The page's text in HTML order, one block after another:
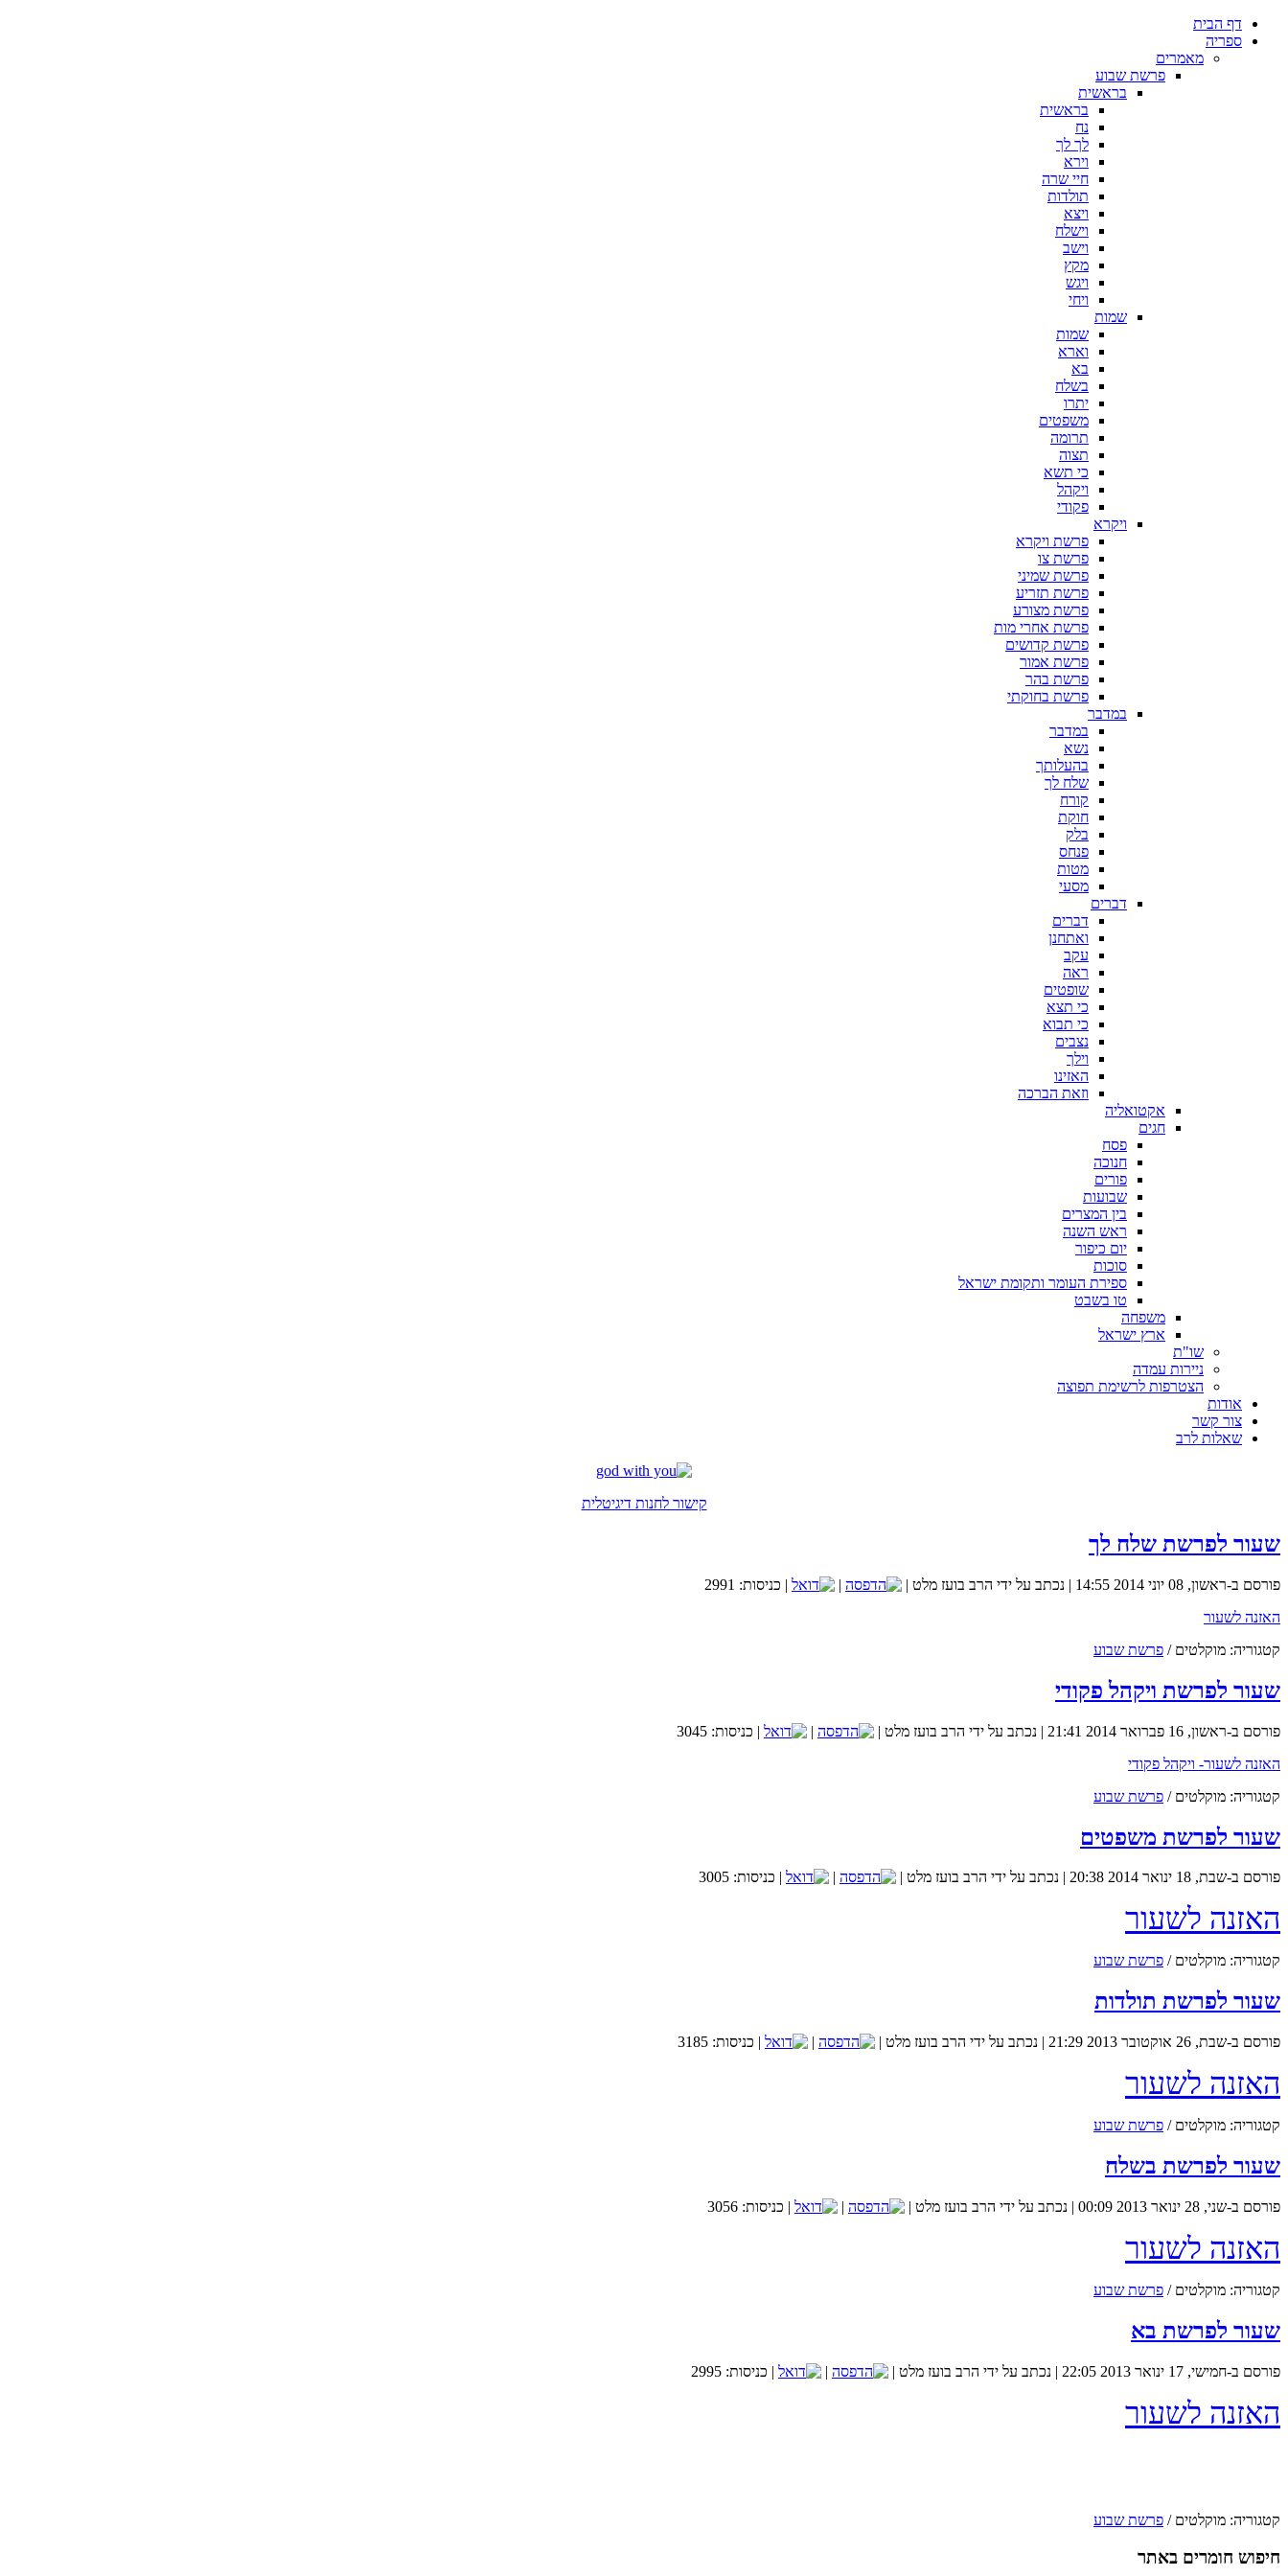
דף הבית
ספריה
מאמרים
פרשת שבוע
בראשית
בראשית
נח
לך לך
וירא
חיי שרה
תולדות
ויצא
וישלח
וישב
מקץ
ויגש
ויחי
שמות
שמות
וארא
בא
בשלח
יתרו
משפטים
תרומה
תצוה
כי תשא
ויקהל
פקודי
ויקרא
פרשת ויקרא
פרשת צו
פרשת שמיני
פרשת תזריע
פרשת מצורע
פרשת אחרי מות
פרשת קדושים
פרשת אמור
פרשת בהר
פרשת בחוקתי
במדבר
במדבר
נשא
בהעלותך
שלח לך
קורח
חוקת
בלק
פנחס
מטות
מסעי
דברים
דברים
ואתחנן
עקב
ראה
שופטים
כי תצא
כי תבוא
נצבים
וילך
האזינו
וזאת הברכה
אקטואליה
חגים
פסח
חנוכה
פורים
שבועות
בין המצרים
ראש השנה
יום כיפור
סוכות
ספירת העומר ותקומת ישראל
טו בשבט
משפחה
ארץ ישראל
שו"ת
ניירות עמדה
הצטרפות לרשימת תפוצה
אודות
צור קשר
שאלות לרב
קישור לחנות דיגיטלית
שעור לפרשת שלח לך
פורסם ב-ראשון, 08 יוני 2014 14:55 | נכתב על ידי הרב בועז מלט |
|
| כניסות: 2991
האזנה לשעור
קטגוריה: מוקלטים / פרשת שבוע
שעור לפרשת ויקהל פקודי
פורסם ב-ראשון, 16 פברואר 2014 21:41 | נכתב על ידי הרב בועז מלט |
|
| כניסות: 3045
האזנה לשעור- ויקהל פקודי
קטגוריה: מוקלטים / פרשת שבוע
שעור לפרשת משפטים
פורסם ב-שבת, 18 ינואר 2014 20:38 | נכתב על ידי הרב בועז מלט |
| | כניסות: 3005
האזנה לשעור
קטגוריה: מוקלטים / פרשת שבוע
שעור לפרשת תולדות
פורסם ב-שבת, 26 אוקטובר 2013 21:29 | נכתב על ידי הרב בועז מלט |
| | כניסות: 3185
האזנה לשעור
קטגוריה: מוקלטים / פרשת שבוע
שעור לפרשת בשלח
פורסם ב-שני, 28 ינואר 2013 00:09 | נכתב על ידי הרב בועז מלט |
| | כניסות: 3056
האזנה לשעור
קטגוריה: מוקלטים / פרשת שבוע
שעור לפרשת בא
פורסם ב-חמישי, 17 ינואר 2013 22:05 | נכתב על ידי הרב בועז מלט |
| | כניסות: 2995
האזנה לשעור
קטגוריה: מוקלטים / פרשת שבוע
חיפוש חומרים באתר